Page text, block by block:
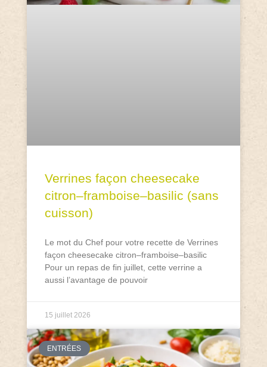
Verrines façon cheesecake
citron–framboise–basilic (sans
cuisson)
Le mot du Chef pour votre recette de Verrines
façon cheesecake citron–framboise–basilic
Pour un repas de fin juillet, cette verrine a
aussi l’avantage de pouvoir
15 juillet 2026
ENTRÉES